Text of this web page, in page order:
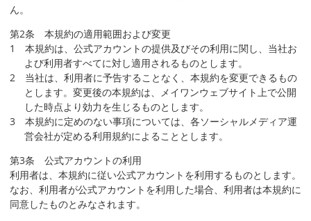
ん。
第2条 本規約の適用範囲および変更
1 本規約は、公式アカウントの提供及びその利用に関し、当社お
よび利用者すべてに対し適用されるものとします。
2 当社は、利用者に予告することなく、本規約を変更できるもの
とします。変更後の本規約は、メイワンウェブサイト上で公開
した時点より効力を生じるものとします。
3 本規約に定めのない事項については、各ソーシャルメディア運
営会社が定める利用規約によることとします。
第3条 公式アカウントの利用
利用者は、本規約に従い公式アカウントを利用するものとします。
なお、利用者が公式アカウントを利用した場合、利用者は本規約に
同意したものとみなされます。